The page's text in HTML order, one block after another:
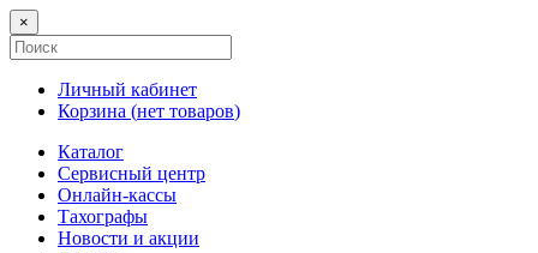
×
Личный кабинет
Корзина (нет товаров)
Каталог
Сервисный центр
Онлайн-кассы
Тахографы
Новости и акции